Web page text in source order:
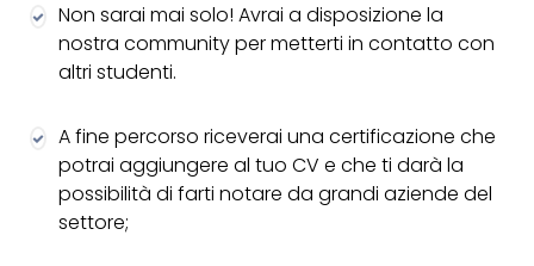
Non sarai mai solo! Avrai a disposizione la
nostra community per metterti in contatto con
altri studenti.
A fine percorso riceverai una certificazione che
potrai aggiungere al tuo CV e che ti darà la
possibilità di farti notare da grandi aziende del
settore;